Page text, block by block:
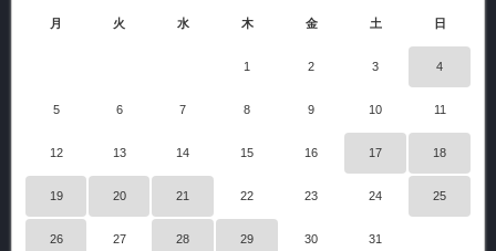
月 火 水 木 金 土 日
1 2 3 4
5 6 7 8 9 10 11
12 13 14 15 16 17 18
19 20 21 22 23 24 25
26 27 28 29 30 31